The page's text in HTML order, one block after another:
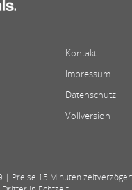
Kontakt
Impressum
Datenschutz
Vollversion
| Preise 15 Minuten